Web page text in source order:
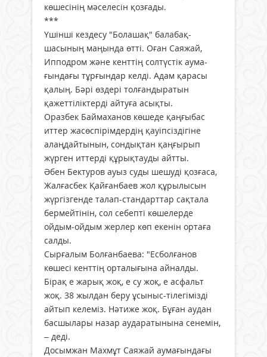
көшесінің мәселесін қозғады.
***
Үшінші кездесу "Болашақ" балабақ­
шасының маңында өтті. Оған Саяжай,
Ипподром және кенттің солтүстік аума­
ғындағы тұрғындар келді. Адам қа­расы
қалың. Бәрі өздері толғандыратын
қажеттіліктерді айтуға асықты.
Оразбек Баймаханов көшеде қаңғыбас
иттер жасөспірімдердің қауіпсіздігіне
алаң­дайтынын, сондықтан қаңғырып
жүрген иттерді құрықтауды айтты.
Әбен Бектуров ауыз суды шешуді қозғаса,
Жалғасбек Қайғанбаев жол құрылысын
жүргізгенде талап-стандарттар сақтала
бермейтінін, сол себепті көшелерде
ойдым-ойдым жерлер көп екенін ортаға
салды.
Сырғалым Болғанбаева: "Есболғанов
көшесі кенттің орталығына айналды.
Бірақ е жарық жоқ, е су жоқ, е асфальт
жоқ. 38 жылдан беру ұсыныс-тілегімізді
айтып келеміз. Нәтиже жоқ. Бұған аудан
басшылары назар аударатынына сенемін,
– деді.
Досымжан Махмұт Саяжай аумағындағы